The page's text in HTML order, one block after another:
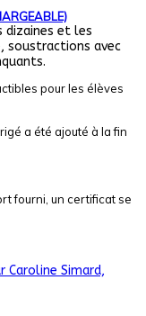
dizaines et les
soustractions avec
pour les élèves
a été ajouté à la fin
fourni, un certificat se